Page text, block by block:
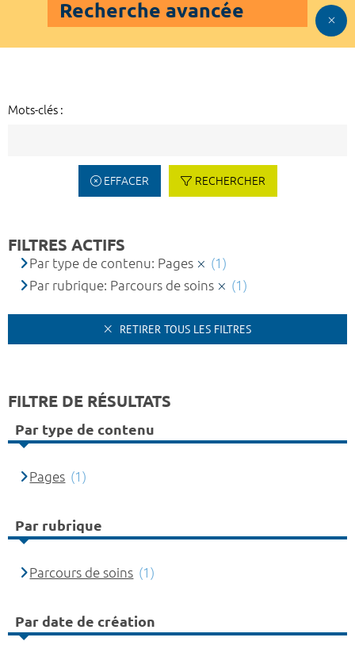
Recherche avancée
Mots-clés :
EFFACER RECHERCHER
FILTRES ACTIFS
Par type de contenu: Pages
(1)
Par rubrique: Parcours de soins
(1)
RETIRER TOUS LES FILTRES
FILTRE DE RÉSULTATS
Par type de contenu
Pages (1)
Par rubrique
Parcours de soins (1)
Par date de création